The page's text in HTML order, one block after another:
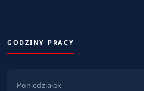
GODZINY PRACY
Poniedziałek